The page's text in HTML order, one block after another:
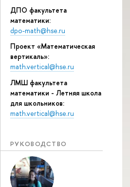
ДПО факультета
математики:
dpo-math@hse.ru
Проект «Математическая
вертикаль»:
math.vertical@hse.ru
ЛМШ факультета
математики - Летняя школа
для школьников:
math.vertical@hse.ru
РУКОВОДСТВО